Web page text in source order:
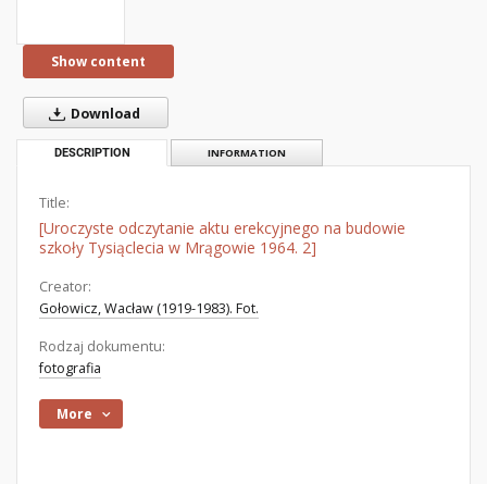
Show content
Download
DESCRIPTION INFORMATION
Title:
[Uroczyste odczytanie aktu erekcyjnego na budowie
szkoły Tysiąclecia w Mrągowie 1964. 2]
Creator:
Gołowicz, Wacław (1919-1983). Fot.
Rodzaj dokumentu:
fotografia
More